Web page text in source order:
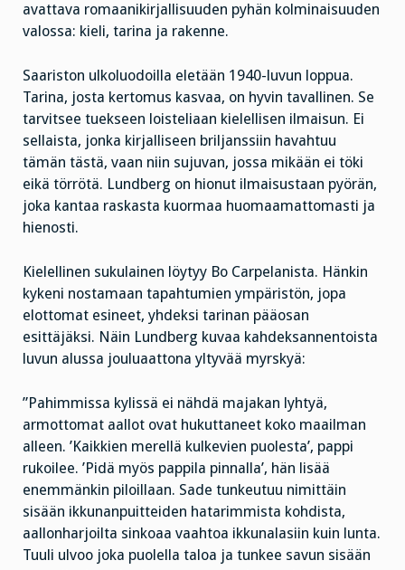
avattava romaanikirjallisuuden pyhän kolminaisuuden
valossa: kieli, tarina ja rakenne.
Saariston ulkoluodoilla eletään 1940-luvun loppua.
Tarina, josta kertomus kasvaa, on hyvin tavallinen. Se
tarvitsee tuekseen loisteliaan kielellisen ilmaisun. Ei
sellaista, jonka kirjalliseen briljanssiin havahtuu
tämän tästä, vaan niin sujuvan, jossa mikään ei töki
eikä törrötä. Lundberg on hionut ilmaisustaan pyörän,
joka kantaa raskasta kuormaa huomaamattomasti ja
hienosti.
Kielellinen sukulainen löytyy Bo Carpelanista. Hänkin
kykeni nostamaan tapahtumien ympäristön, jopa
elottomat esineet, yhdeksi tarinan pääosan
esittäjäksi. Näin Lundberg kuvaa kahdeksannentoista
luvun alussa jouluaattona yltyvää myrskyä:
”Pahimmissa kylissä ei nähdä majakan lyhtyä,
armottomat aallot ovat hukuttaneet koko maailman
alleen. ’Kaikkien merellä kulkevien puolesta’, pappi
rukoilee. ’Pidä myös pappila pinnalla’, hän lisää
enemmänkin piloillaan. Sade tunkeutuu nimittäin
sisään ikkunanpuitteiden hatarimmista kohdista,
aallonharjoilta sinkoaa vaahtoa ikkunalasiin kuin lunta.
Tuuli ulvoo joka puolella taloa ja tunkee savun sisään